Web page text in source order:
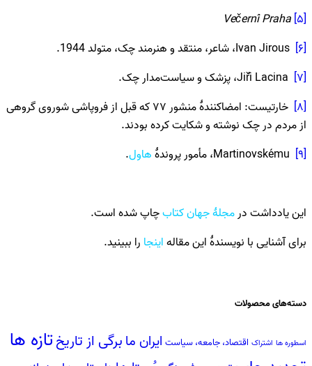
[۵]
Večerní Praha
[۶]
[۷]
[۸]
خارتیست: امضاکنندۀ منشور ۷۷ که قبل از فروپاشی شوروی گروهی
از مردم در چک نوشته و شکایت کرده بودند.
[۹]
هاول.
این یادداشت درمجلۀ جهان کتابچاپ شده است.
برای آشنایی با نویسندۀ این مقالهاینجا را ببینید.
دسته‌های محصولات
اسطوره ها اشتراک اقتصاد، جامعه، سیاست ایران ما برگی از تاریختازه ها